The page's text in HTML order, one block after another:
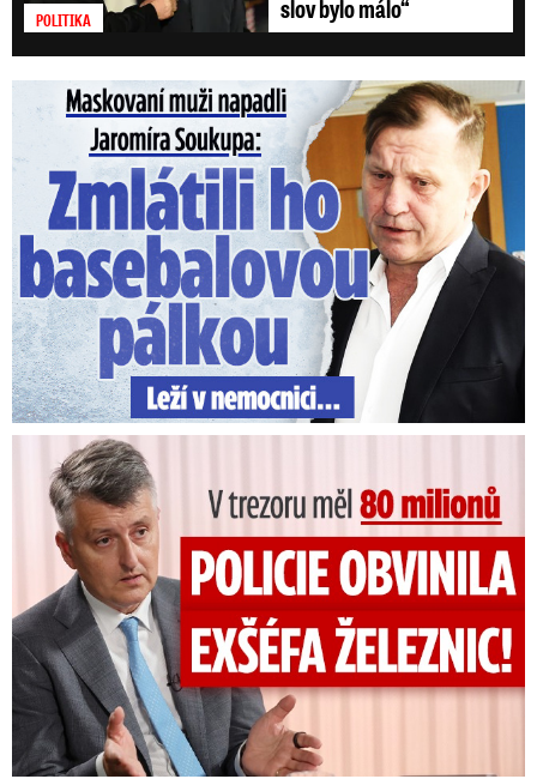
POLITIKA
slov bylo málo“
Maskovaní muži napadli Jaromíra Soukupa: Krvavá nakládačka
V trezoru měl 80 milionů: Policie obvinila exšéfa železnic!